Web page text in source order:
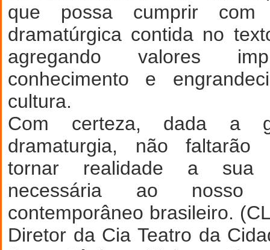
que possa cumprir com
dramatúrgica contida no
agregando valores
conhecimento e
cultura.
Com certeza, dada a
dramaturgia, não faltarão
tornar realidade a sua
necessária ao nosso
contemporâneo brasileiro.
Diretor da Cia Teatro da